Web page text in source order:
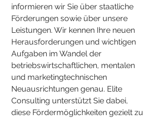
informieren wir Sie über staatliche
Förderungen sowie über unsere
Leistungen. Wir kennen Ihre neuen
Herausforderungen und wichtigen
Aufgaben im Wandel der
betriebswirtschaftlichen, mentalen
und marketingtechnischen
Neuausrichtungen genau. Elite
Consulting unterstützt Sie dabei,
diese Fördermöglichkeiten gezielt zu